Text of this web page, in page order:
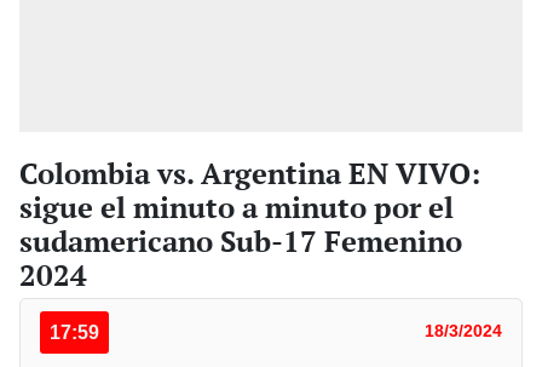
Colombia vs. Argentina EN VIVO:
sigue el minuto a minuto por el
sudamericano Sub-17 Femenino
2024
17:59 18/3/2024